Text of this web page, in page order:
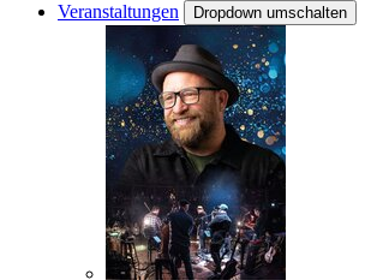
Veranstaltungen
Dropdown umschalten